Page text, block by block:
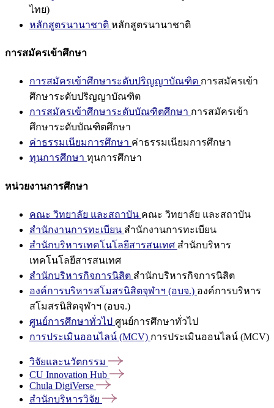
ไทย)
หลักสูตรนานาชาติ หลักสูตรนานาชาติ
การสมัครเข้าศึกษา
การสมัครเข้าศึกษาระดับปริญญาบัณฑิต การสมัครเข้า
ศึกษาระดับปริญญาบัณฑิต
การสมัครเข้าศึกษาระดับบัณฑิตศึกษา การสมัครเข้า
ศึกษาระดับบัณฑิตศึกษา
ค่าธรรมเนียมการศึกษา ค่าธรรมเนียมการศึกษา
ทุนการศึกษา ทุนการศึกษา
หน่วยงานการศึกษา
คณะ วิทยาลัย และสถาบัน คณะ วิทยาลัย และสถาบัน
สำนักงานการทะเบียน สำนักงานการทะเบียน
สำนักบริหารเทคโนโลยีสารสนเทศ สำนักบริหาร
เทคโนโลยีสารสนเทศ
สำนักบริหารกิจการนิสิต สำนักบริหารกิจการนิสิต
องค์การบริหารสโมสรนิสิตจุฬาฯ (อบจ.) องค์การบริหาร
สโมสรนิสิตจุฬาฯ (อบจ.)
ศูนย์การศึกษาทั่วไป ศูนย์การศึกษาทั่วไป
การประเมินออนไลน์ (MCV) การประเมินออนไลน์ (MCV)
วิจัยและนวัตกรรม
CU Innovation Hub
Chula DigiVerse
สำนักบริหารวิจัย